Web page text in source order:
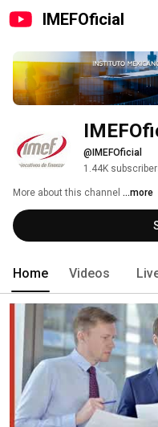
IMEFOficial
@IMEFOficial
1.44K
More about this channel ...more
Home Videos